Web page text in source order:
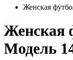
Женская
Женская
Модель